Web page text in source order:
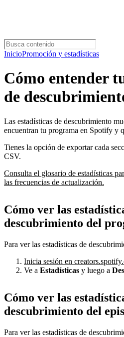
InicioPromoción y estadísticas
Cómo entender
de
Las estadísticas de descubrimiento
encuentran tu programa en Spotify y
Tienes la opción de exportar cada
CSV.
Consulta el glosario de estadísticas
las frecuencias de actualización.
Cómo ver las
descubrimiento del
Para ver las estadísticas de
Inicia sesión en
Ve a Estadísticas y luego a
Cómo ver las
descubrimiento del
Para ver las estadísticas de